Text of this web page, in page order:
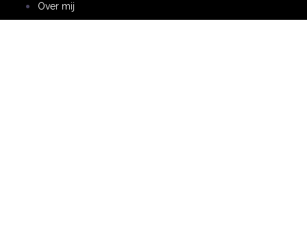
Over mij